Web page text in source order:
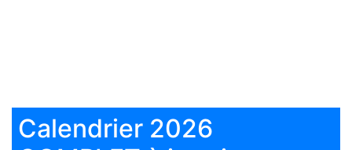
Calendrier 2026